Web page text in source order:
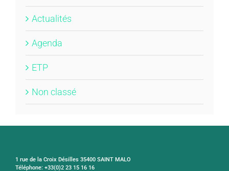
Actualités
Agenda
ETP
Non classé
1 rue de la Croix Désilles 35400 SAINT MALO
Téléphone: +33(0)2 23 15 16 16